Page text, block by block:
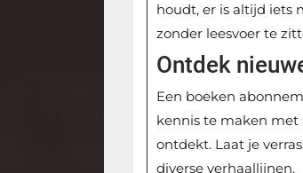
houdt, er is altijd iets
zonder leesvoer te
Ontdek
Een boeken
kennis te maken met
ontdekt. Laat je
diverse verhaallijnen.